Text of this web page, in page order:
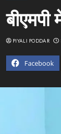
Facebook
PIYALI PODDAR